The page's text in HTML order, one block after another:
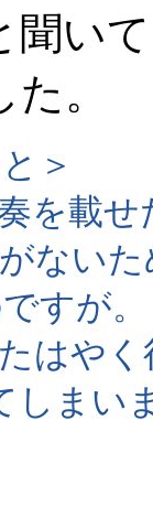
聞い
。
＞
を載せ
ない
すが。
はやく
しまい